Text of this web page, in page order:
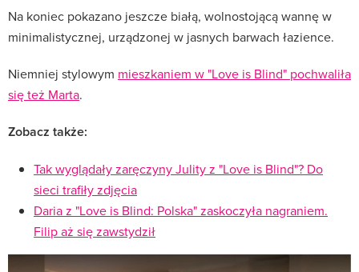
Na koniec pokazano jeszcze białą, wolnostojącą wannę w
minimalistycznej, urządzonej w jasnych barwach łazience.
Niemniej stylowym mieszkaniem w "Love is Blind" pochwaliła
się też Marta.
Zobacz także:
Tak wyglądały zaręczyny Julity z "Love is Blind"? Do
sieci trafiły zdjęcia
Daria z "Love is Blind: Polska" zaskoczyła nagraniem.
Filip aż się zawstydził